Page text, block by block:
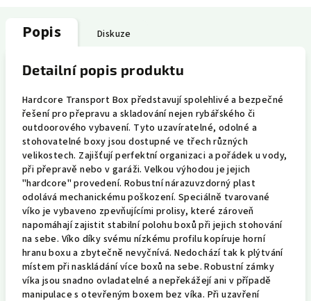
Popis Diskuze
Detailní popis produktu
Hardcore Transport Box představují spolehlivé a bezpečné
řešení pro přepravu a skladování nejen rybářského či
outdoorového vybavení. Tyto uzavíratelné, odolné a
stohovatelné boxy jsou dostupné ve třech různých
velikostech. Zajišťují perfektní organizaci a pořádek u vody,
při přepravě nebo v garáži. Velkou výhodou je jejich
"hardcore" provedení. Robustní nárazuvzdorný plast
odolává mechanickému poškození. Speciálně tvarované
víko je vybaveno zpevňujícími prolisy, které zároveň
napomáhají zajistit stabilní polohu boxů při jejich stohování
na sebe. Víko díky svému nízkému profilu kopíruje horní
hranu boxu a zbytečně nevyčnívá. Nedochází tak k plýtvání
místem při naskládání více boxů na sebe. Robustní zámky
víka jsou snadno ovladatelné a nepřekážejí ani v případě
manipulace s otevřeným boxem bez víka. Při uzavření